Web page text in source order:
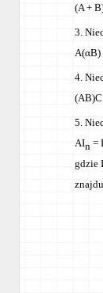
(A +
A(αB)
AIn = I
gdzie I